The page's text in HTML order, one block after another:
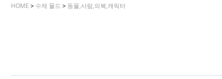
HOME > 수제 몰드 > 동물,사람,의복,캐릭터